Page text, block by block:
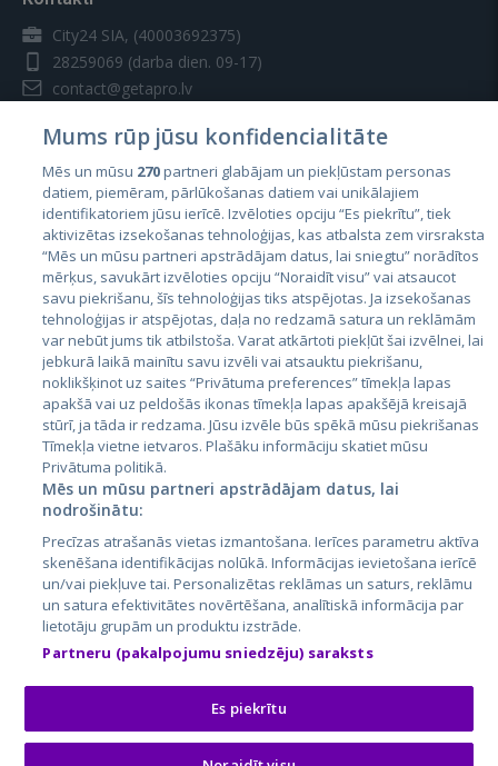
City24 SIA, (40003692375)
28259069 (darba dien. 09-17)
contact@getapro.lv
Valstis
Igaunija
Latvija
Lietuva
City24.lv
City24.ee
GetaPro.lv
GetaPro.ee
Skelbiu.lt
Autoplius.lt
Aruodas.lt
CVbankas.lt
Kainos.lt
Paslaugos.lt
auto24.ee
Osta.ee
KuldneBörs.ee
Mums rūp jūsu konfidencialitāte
Mēs un mūsu 270partneri glabājam un piekļūstam personas
datiem, piemēram, pārlūkošanas datiem vai unikālajiem
identifikatoriem jūsu ierīcē. Izvēloties opciju “Es piekrītu”, tiek
aktivizētas izsekošanas tehnoloģijas, kas atbalsta zem virsraksta
“Mēs un mūsu partneri apstrādājam datus, lai sniegtu” norādītos
mērķus, savukārt izvēloties opciju “Noraidīt visu” vai atsaucot
savu piekrišanu, šīs tehnoloģijas tiks atspējotas. Ja izsekošanas
tehnoloģijas ir atspējotas, daļa no redzamā satura un reklāmām
var nebūt jums tik atbilstoša. Varat atkārtoti piekļūt šai izvēlnei, lai
jebkurā laikā mainītu savu izvēli vai atsauktu piekrišanu,
noklikšķinot uz saites “Privātuma preferences” tīmekļa lapas
apakšā vai uz peldošās ikonas tīmekļa lapas apakšējā kreisajā
stūrī, ja tāda ir redzama. Jūsu izvēle būs spēkā mūsu piekrišanas
Tīmekļa vietne ietvaros. Plašāku informāciju skatiet mūsu
Privātuma politikā.
Mēs un mūsu partneri apstrādājam datus, lai
nodrošinātu:
Precīzas atrašanās vietas izmantošana. Ierīces parametru aktīva
skenēšana identifikācijas nolūkā. Informācijas ievietošana ierīcē
un/vai piekļuve tai. Personalizētas reklāmas un saturs, reklāmu
un satura efektivitātes novērtēšana, analītiskā informācija par
lietotāju grupām un produktu izstrāde.
Partneru (pakalpojumu sniedzēju) saraksts
Es piekrītu